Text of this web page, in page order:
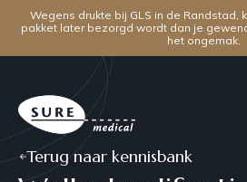
Wegens drukte bij GLS in de Randstad,
pakket later bezorgd wordt dan je
het ongemak.
Terug naar kennisbank